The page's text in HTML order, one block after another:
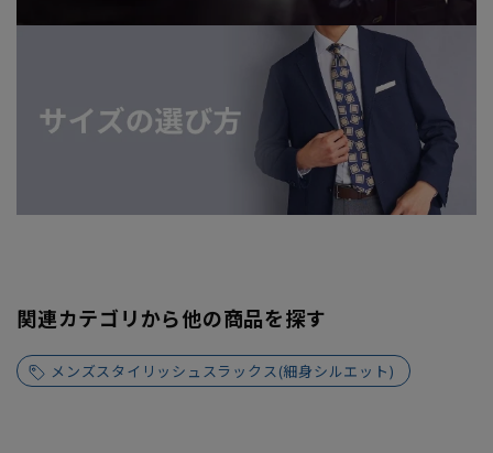
関連カテゴリから他の商品を探す
メンズスタイリッシュスラックス(細身シルエット)